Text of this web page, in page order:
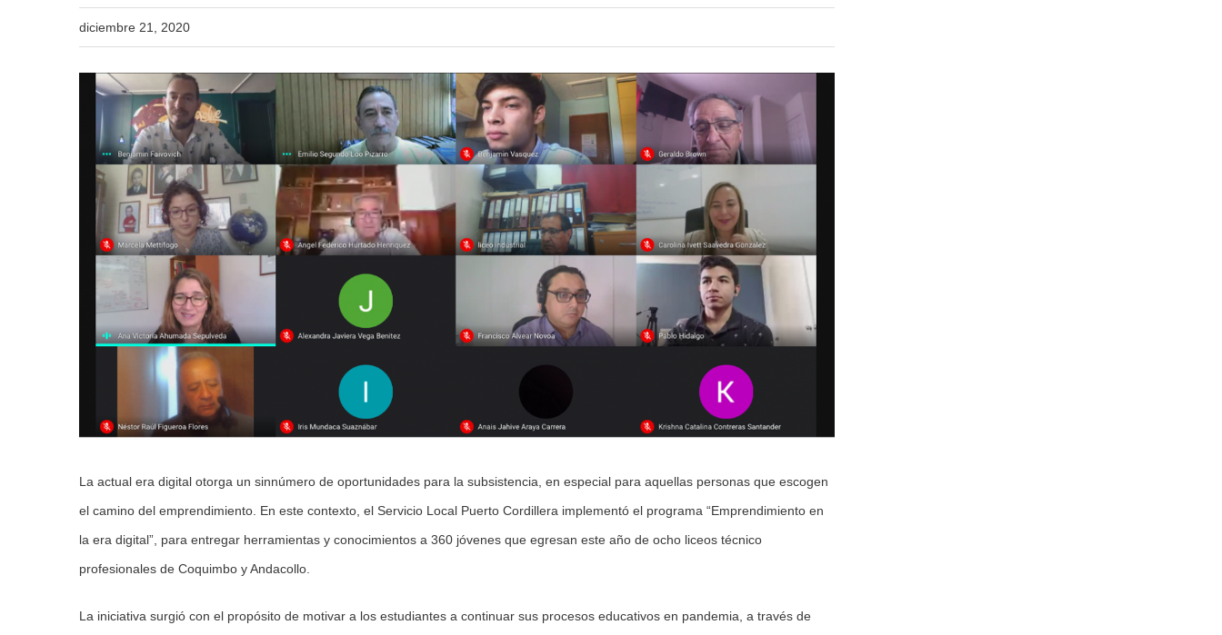
diciembre 21, 2020
View
Larger
Image
La actual era digital otorga un sinnúmero de oportunidades para la subsistencia, en especial para aquellas personas que escogen
el camino del emprendimiento. En este contexto, el Servicio Local Puerto Cordillera implementó el programa “Emprendimiento en
la era digital”, para entregar herramientas y conocimientos a 360 jóvenes que egresan este año de ocho liceos técnico
profesionales de Coquimbo y Andacollo.
La iniciativa surgió con el propósito de motivar a los estudiantes a continuar sus procesos educativos en pandemia, a través de